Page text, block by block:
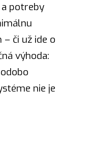
potreby
či už ide o
výhoda:
nie je